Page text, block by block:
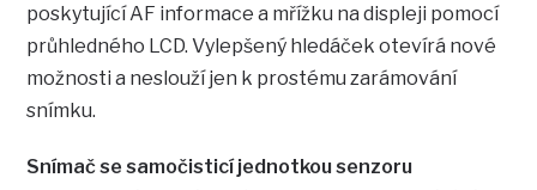
poskytující AF informace a mřížku na displeji pomocí
průhledného LCD. Vylepšený hledáček otevírá nové
možnosti a neslouží jen k prostému zarámování
snímku.
Snímač se samočisticí jednotkou senzoru